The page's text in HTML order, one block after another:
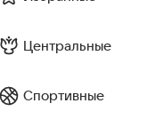
Центральные
Спортивные